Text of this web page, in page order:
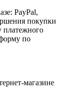
PayPal,
покупки
платежного
по
магазине